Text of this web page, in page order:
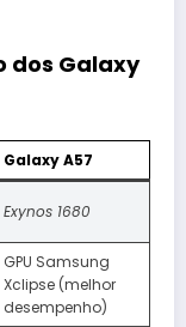
dos Galaxy
Galaxy A57
Exynos 1680
GPU Samsung
Xclipse (melhor
desempenho)